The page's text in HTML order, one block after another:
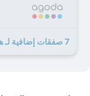
7 صفقات إضافية لـ هوتل دينيم